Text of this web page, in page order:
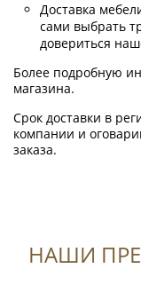
Доставка
сами выбрать
довериться
Более подробную
магазина.
Срок доставки в
компании и
заказа.
Формы оплаты
К данному
НАШИ